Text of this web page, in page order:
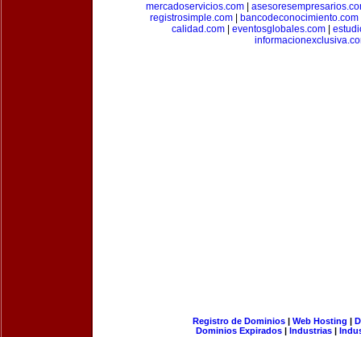
mercadoservicios.com|
registrosimple.com
bancodeconocimiento.com
calidad.com
eventosglobales.com
Registro de Dominios| Web Hosting |
Dominios Expirados | Industrias |